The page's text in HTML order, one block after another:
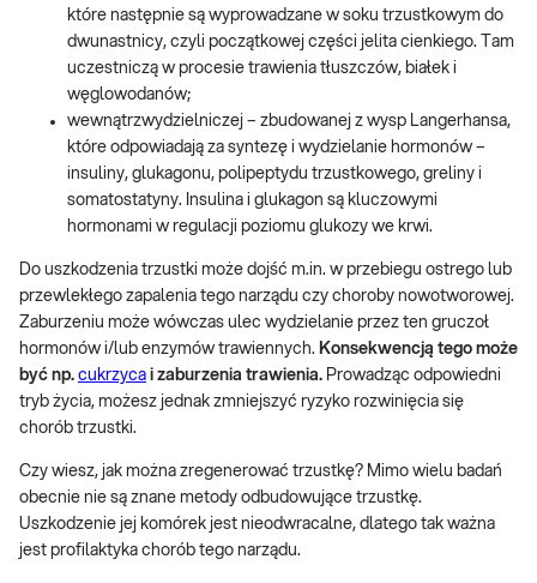
które następnie są wyprowadzane w soku trzustkowym do
dwunastnicy, czyli początkowej części jelita cienkiego. Tam
uczestniczą w procesie trawienia tłuszczów, białek i
węglowodanów;
wewnątrzwydzielniczej – zbudowanej z wysp Langerhansa,
które odpowiadają za syntezę i wydzielanie hormonów –
insuliny, glukagonu, polipeptydu trzustkowego, greliny i
somatostatyny. Insulina i glukagon są kluczowymi
hormonami w regulacji poziomu glukozy we krwi.
Do uszkodzenia trzustki może dojść m.in. w przebiegu ostrego lub
przewlekłego zapalenia tego narządu czy choroby nowotworowej.
Zaburzeniu może wówczas ulec wydzielanie przez ten gruczoł
hormonów i/lub enzymów trawiennych. Konsekwencją tego może
być np. cukrzyca i zaburzenia trawienia. Prowadząc odpowiedni
tryb życia, możesz jednak zmniejszyć ryzyko rozwinięcia się
chorób trzustki.
Czy wiesz, jak można zregenerować trzustkę? Mimo wielu badań
obecnie nie są znane metody odbudowujące trzustkę.
Uszkodzenie jej komórek jest nieodwracalne, dlatego tak ważna
jest profilaktyka chorób tego narządu.